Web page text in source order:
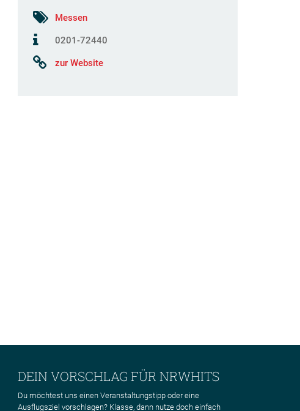
Messen
0201-72440
zur Website
DEIN VORSCHLAG FÜR NRWHITS
Du möchtest uns einen Veranstaltungstipp oder eine
Ausflugsziel vorschlagen? Klasse, dann nutze doch einfach